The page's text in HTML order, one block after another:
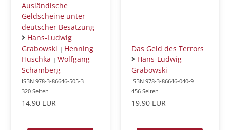
Ausländische
Geldscheine unter
deutscher Besatzung
Hans-Ludwig
Grabowski | Henning
Huschka | Wolfgang
Schamberg
ISBN 978-3-86646-505-3
320 Seiten
14.90 EUR
Das Geld des Terrors
Hans-Ludwig
Grabowski
ISBN 978-3-86646-040-9
456 Seiten
19.90 EUR